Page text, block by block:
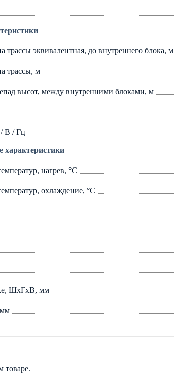
трассы эквивалентная, до внутреннего блока, м
трассы, м
высот, между внутренними блоками, м
В / Гц
характеристики
нагрев, °C
охлаждение, °C
ШхГхВ, мм
товаре.